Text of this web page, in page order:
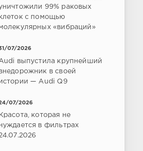
99% раковых
с помощью
«вибраций»
07/2026
выпустила крупнейший
в своей
— Audi Q9
07/2026
Красота, которая не
нуждается в фильтрах